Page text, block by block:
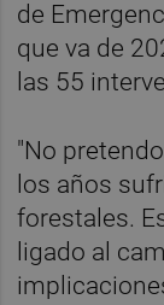
de
que va de
las 55
"No
los años
forestales.
ligado al